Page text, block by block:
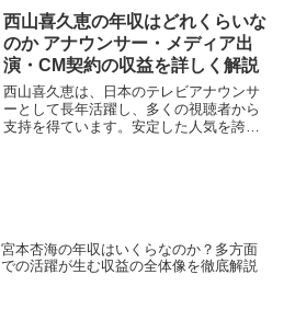
ゴルフ界で長く戦い続け、ツアーで結果
を残してきた実力派...
西山喜久恵の年収はどれくらいな
のか アナウンサー・メディア出
演・CM契約の収益を詳しく解説
西山喜久恵は、日本のテレビアナウンサ
ーとして長年活躍し、多くの視聴者から
支持を得ています。安定した人気を誇る
宮本杏海の年収はいくらなのか？多方面
での活躍が生む収益の全体像を徹底解説